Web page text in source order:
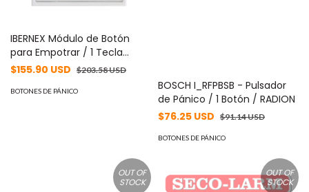
IBERNEX Módulo de Botón
para Empotrar / 1 Tecla
Iluminada con
Audible / Lector RFID 125KHz
$155.90 USD $203.58 USD
BOTONES DE PÁNICO
BOSCH I_RFPBSB - Pulsador
de Pánico / 1 Botón / RADION
$76.25 USD $91.14 USD
BOTONES DE PÁNICO
OUT OF
STOCK
OUT OF
STOCK